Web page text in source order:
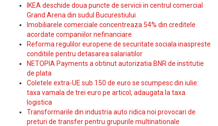
IKEA deschide doua puncte de servicii in centrul comercial
Grand Arena din sudul Bucurestiului
Imobiliarele comerciale concentreaza 54% din creditele
acordate companiilor nefinanciare
Reforma regulilor europene de securitate sociala inaspreste
conditiile pentru detasarea salariatilor
NETOPIA Payments a obtinut autorizatia BNR de institutie
de plata
Coletele extra-UE sub 150 de euro se scumpesc din iulie:
taxa vamala de trei euro pe articol, adaugata la taxa
logistica
Transformarile din industria auto ridica noi provocari de
preturi de transfer pentru grupurile multinationale